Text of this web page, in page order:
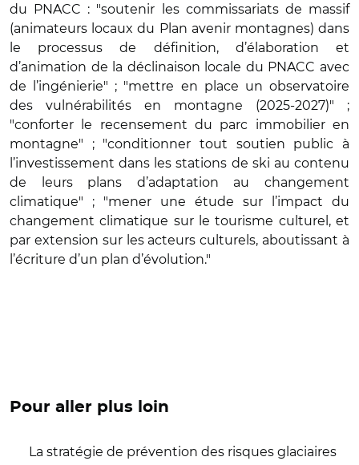
du PNACC : "soutenir les commissariats de massif
(animateurs locaux du Plan avenir montagnes) dans
le processus de définition, d’élaboration et
d’animation de la déclinaison locale du PNACC avec
de l’ingénierie" ; "mettre en place un observatoire
des vulnérabilités en montagne (2025-2027)" ;
"conforter le recensement du parc immobilier en
montagne" ; "conditionner tout soutien public à
l’investissement dans les stations de ski au contenu
de leurs plans d’adaptation au changement
climatique" ; "mener une étude sur l’impact du
changement climatique sur le tourisme culturel, et
par extension sur les acteurs culturels, aboutissant à
l’écriture d’un plan d’évolution."
Pour aller plus loin
La stratégie de prévention des risques glaciaires